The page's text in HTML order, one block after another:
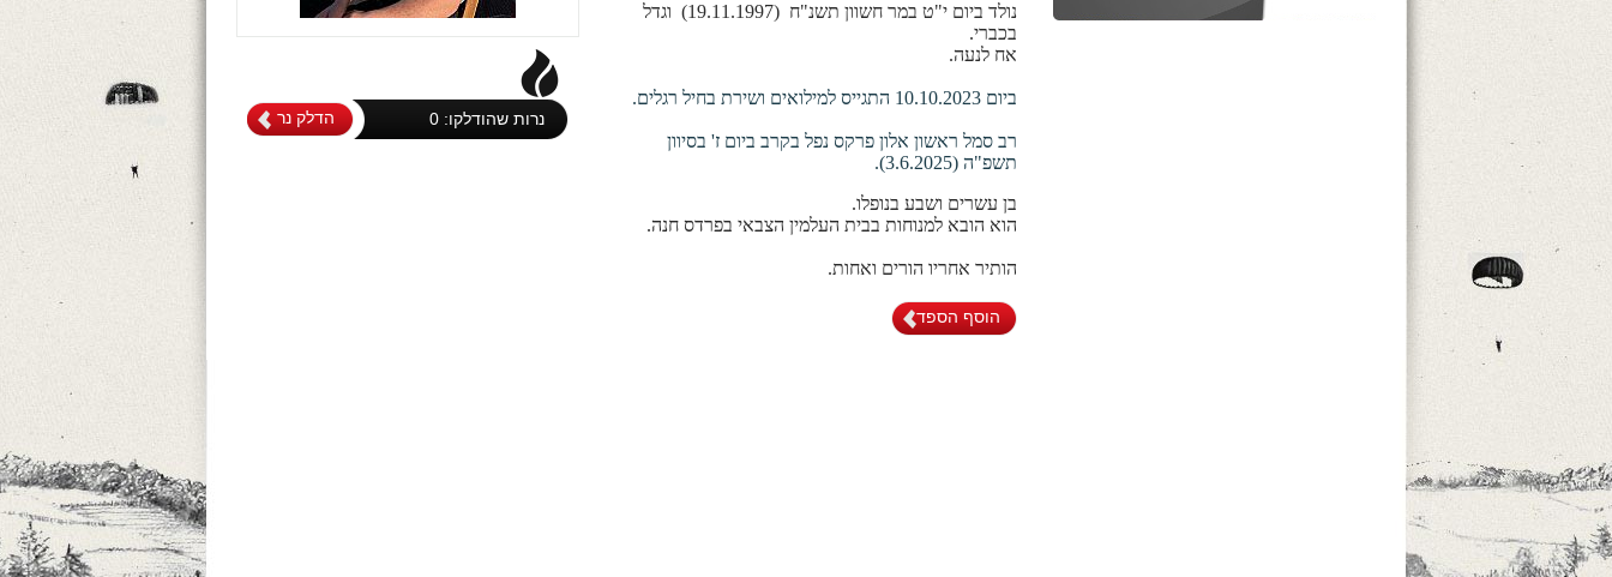
נולד ביום י"ט במר חשוון תשנ"ח (19.11.1997)
וגדל
בכברי.
אח לנעה.
ביום 10.10.2023 התגייס למילואים ושירת בחיל רגלים.
רב סמל ראשון אלון פרקס נפל בקרב ביום ז' בסיוון
תשפ"ה (3.6.2025).
בן עשרים ושבע בנופלו.
הוא הובא למנוחות בבית העלמין הצבאי בפרדס חנה.
הותיר אחריו הורים ואחות.
נרות שהודלקו: 0 הדלק נר
הוסף הספד